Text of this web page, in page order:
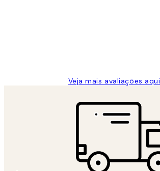
Veja mais avaliações aqui